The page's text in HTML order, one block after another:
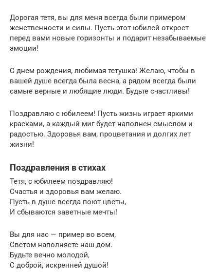
Дорогая тетя, вы для меня всегда были примером
женственности и силы. Пусть этот юбилей откроет
перед вами новые горизонты и подарит незабываемые
эмоции!
С днем рождения, любимая тетушка! Желаю, чтобы в
вашей душе всегда была весна, а рядом всегда были
самые верные и любящие люди. Будьте счастливы!
Поздравляю с юбилеем! Пусть жизнь играет яркими
красками, а каждый миг будет наполнен смыслом и
радостью. Здоровья вам, процветания и долгих лет
жизни!
Поздравления в стихах
Тетя, с юбилеем поздравляю!
Счастья и здоровья вам желаю.
Пусть в душе всегда поют цветы,
И сбываются заветные мечты!
Вы для нас — пример во всем,
Светом наполняете наш дом.
Будьте вечно молодой,
С доброй, искренней душой!